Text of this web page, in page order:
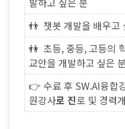
👬 챗봇 개발을 배우고
👫 초등, 중등, 고등의
교안을 개발하고 싶은 분
👉 수료 후 SW.AI융합
원강사로 진로 및 경력